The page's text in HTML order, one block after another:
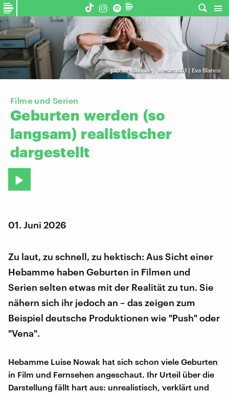
©picture alliance / Westend61 | Eva Blanco
Filme und Serien
Geburten werden (so
langsam) realistischer
dargestellt
01. Juni 2026
Zu laut, zu schnell, zu hektisch: Aus Sicht einer
Hebamme haben Geburten in Filmen und
Serien selten etwas mit der Realität zu tun. Sie
nähern sich ihr jedoch an – das zeigen zum
Beispiel deutsche Produktionen wie "Push" oder
"Vena".
Hebamme Luise Nowak hat sich schon viele Geburten
in Film und Fernsehen angeschaut. Ihr Urteil über die
Darstellung fällt hart aus: unrealistisch, verklärt und